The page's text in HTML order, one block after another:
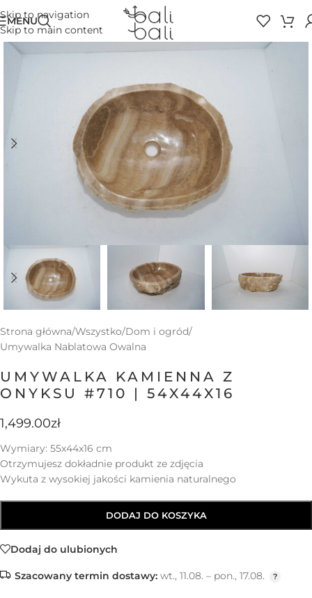
Skip to navigation
Skip to main content
MENU
Strona główna/Wszystko/Dom i ogród/
Umywalka Nablatowa Owalna
UMYWALKA KAMIENNA Z
ONYKSU #710 | 54X44X16
1,499.00zł
Wymiary: 55x44x16 cm
Otrzymujesz dokładnie produkt ze zdjęcia
Wykuta z wysokiej jakości kamienia naturalnego
DODAJ DO KOSZYKA
Dodaj do ulubionych
Szacowany termin dostawy: wt., 11.08. – pon., 17.08.